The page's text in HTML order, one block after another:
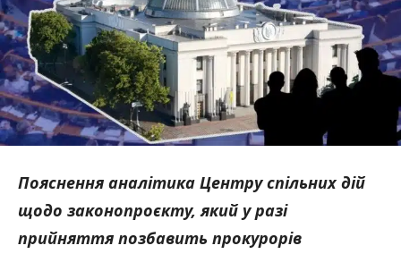
Пояснення аналітика Центру спільних дій
щодо законопроєкту, який у разі
прийняття позбавить прокурорів